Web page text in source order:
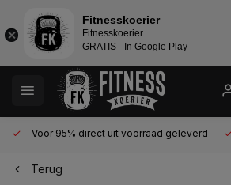
Voor 95% direct uit voorraad geleverd
Terug
Fitnesskoerier
Fitnesskoerier
GRATIS - In Google Play